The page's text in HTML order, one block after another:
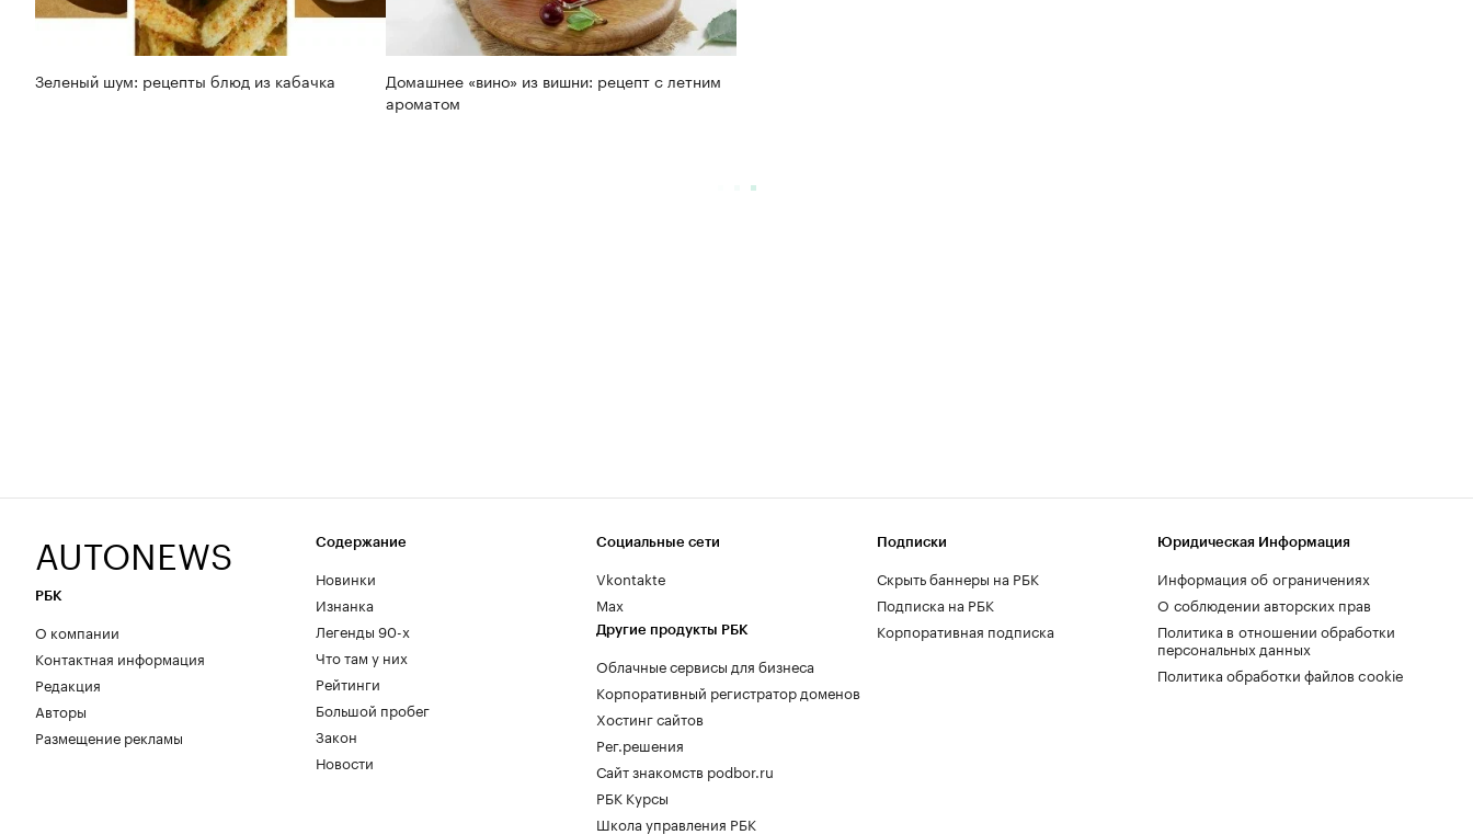
Зеленый шум: рецепты блюд из кабачка
Домашнее «вино» из вишни: рецепт с летним
ароматом
AUTONEWS
РБК
О компании
Контактная информация
Редакция
Авторы
Размещение рекламы
Содержание
Новинки
Изнанка
Легенды 90-х
Что там у них
Рейтинги
Большой пробег
Закон
Новости
Социальные сети
Vkontakte
Max
Другие продукты РБК
Облачные сервисы для бизнеса
Корпоративный регистратор доменов
Хостинг сайтов
Рег.решения
Сайт знакомств podbor.ru
РБК Курсы
Школа управления РБК
Подписки
Скрыть баннеры на РБК
Подписка на РБК
Корпоративная подписка
Юридическая Информация
Информация об ограничениях
О соблюдении авторских прав
Политика в отношении обработки
персональных данных
Политика обработки файлов cookie